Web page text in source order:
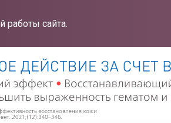
работы сайта.